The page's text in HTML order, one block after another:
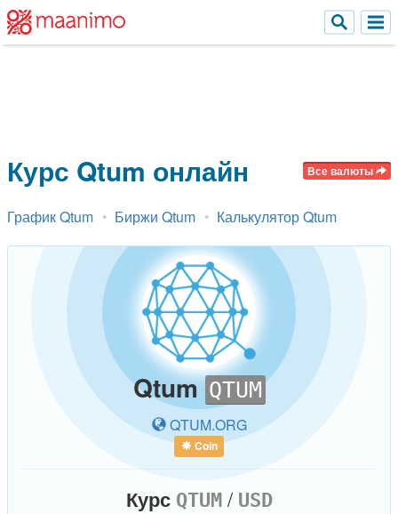
Курс Qtum онлайн
График Qtum Биржи Qtum Калькулятор Qtum
Qtum QTUM
QTUM.ORG
Курс QTUM/ USD